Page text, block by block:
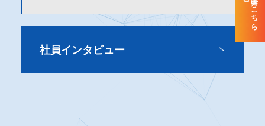
社員インタビュー